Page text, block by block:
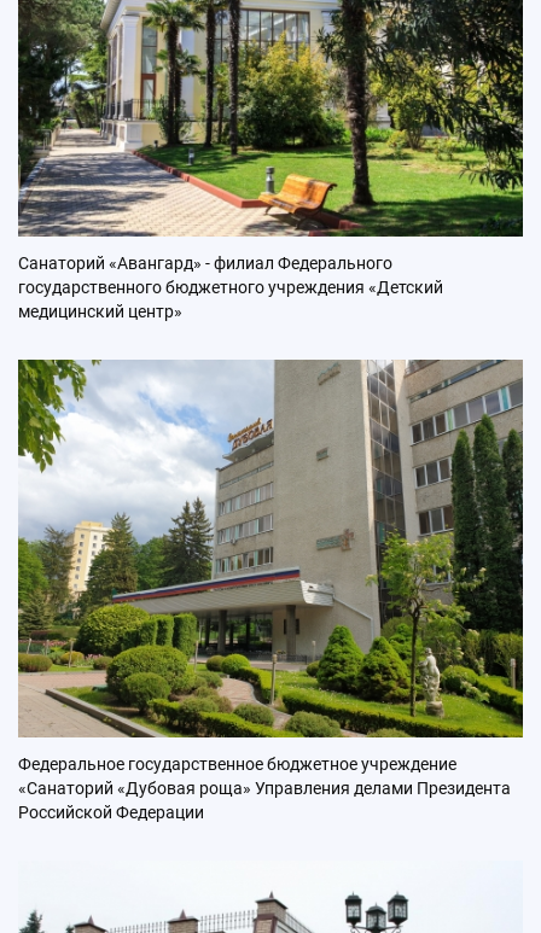
Санаторий «Авангард» - филиал Федерального
государственного бюджетного учреждения «Детский
медицинский центр»
Федеральное государственное бюджетное учреждение
«Санаторий «Дубовая роща» Управления делами Президента
Российской Федерации